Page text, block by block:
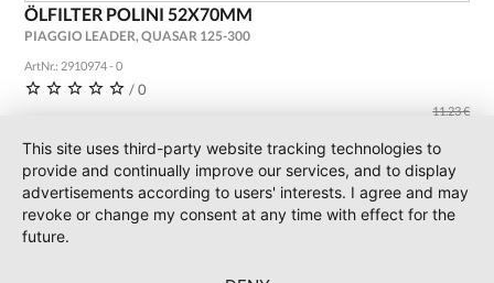
ÖLFILTER POLINI 52X70MM
PIAGGIO LEADER, QUASAR 125-300
ArtNr.: 2910974 - 0
/ 0
11,23 €
incl. 19 % Mwst.
IN DEN WARENKORB
This site uses third-party website tracking technologies to
provide and continually improve our services, and to display
advertisements according to users' interests. I agree and may
revoke or change my consent at any time with effect for the
future.